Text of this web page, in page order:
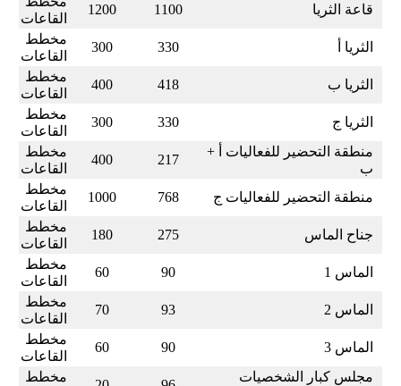
قاعة الثريا 1100
1200
القاعات
الثريا أ
330
300
مخطط
القاعات
الثريا ب
418
400
مخطط
القاعات
الثريا ج
330
300
مخطط
القاعات
منطقة التحضير للفعاليات أ +
ب
217
400
مخطط
القاعات
منطقة التحضير للفعاليات ج
768
1000
مخطط
القاعات
جناح الماس
275
180
مخطط
القاعات
الماس 1
90
60
مخطط
القاعات
الماس 2
93
70
مخطط
القاعات
الماس 3
90
60
مخطط
القاعات
مجلس كبار الشخصيات
مخطط